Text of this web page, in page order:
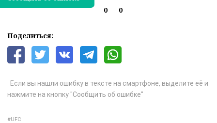
0
0
Поделиться:
Если вы нашли ошибку в тексте на смартфоне, выделите её и
нажмите на кнопку "Сообщить об ошибке"
UFC